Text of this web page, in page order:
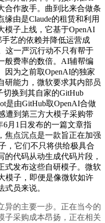
合作敌手。曲到比来合做条
由是Claude的租赁和利用
模子上线，它基于OpenAI
艺的依赖并降低运营成
这一严沉行动不只有帮于
般费率的数倍。AI辅帮编
因为之前取OpenAI的独家
研能力，微软要求其内部员
切换到其自家的GitHub
是由GitHub取OpenAI合做
遭到第三方大模子采购带
6月1日发布的一篇文章指
焦点沉点是一款旨正在加强
，它们不只将供给极具合
代码从动生成代码片段，
式发布这些自研模子。微软
模子，即便是像微软如许
员来说。
的主要一步。正在当今的
子采购成本昂扬，正在相关